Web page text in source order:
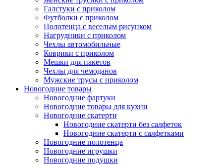
Галстуки с приколом
Футболки с приколом
Полотенца с веселым рисунком
Нагрудники с приколом
Чехлы автомобильные
Коврики с приколом
Мешки для пакетов
Чехлы для чемоданов
Мужские трусы с приколом
Новогодние товары
Новогодние фартуки
Новогодние товары для кухни
Новогодние скатерти
Новогодние скатерти без салфеток
Новогодние скатерти с салфетками
Новогодние полотенца
Новогодние игрушки
Новогодние подушки